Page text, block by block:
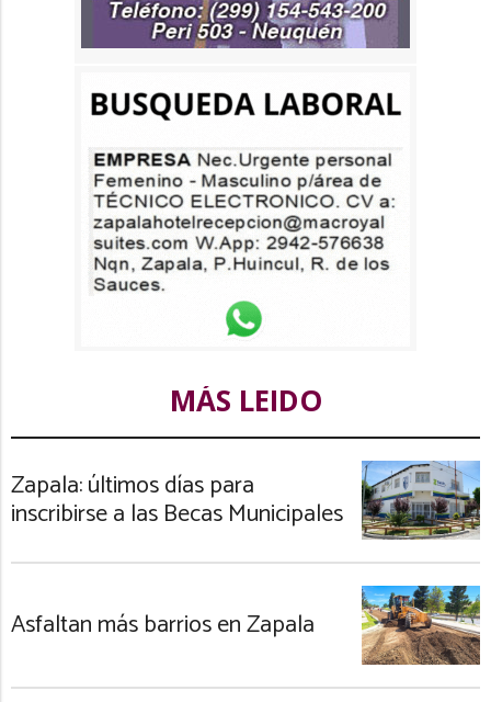
MÁS LEIDO
Zapala: últimos días para
inscribirse a las Becas Municipales
Asfaltan más barrios en Zapala